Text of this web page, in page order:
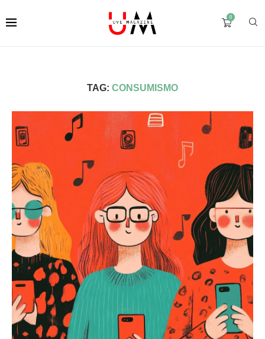
0
TAG: CONSUMISMO